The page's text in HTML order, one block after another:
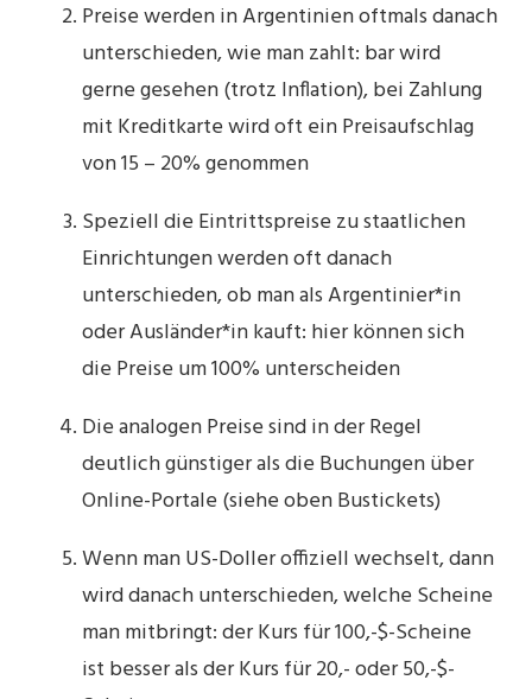
Preise werden in Argentinien oftmals danach
unterschieden, wie man zahlt: bar wird
gerne gesehen (trotz Inflation), bei Zahlung
mit Kreditkarte wird oft ein Preisaufschlag
von 15 – 20% genommen
Speziell die Eintrittspreise zu staatlichen
Einrichtungen werden oft danach
unterschieden, ob man als Argentinier*in
oder Ausländer*in kauft: hier können sich
die Preise um 100% unterscheiden
Die analogen Preise sind in der Regel
deutlich günstiger als die Buchungen über
Online-Portale (siehe oben Bustickets)
Wenn man US-Doller offiziell wechselt, dann
wird danach unterschieden, welche Scheine
man mitbringt: der Kurs für 100,-$-Scheine
ist besser als der Kurs für 20,- oder 50,-$-